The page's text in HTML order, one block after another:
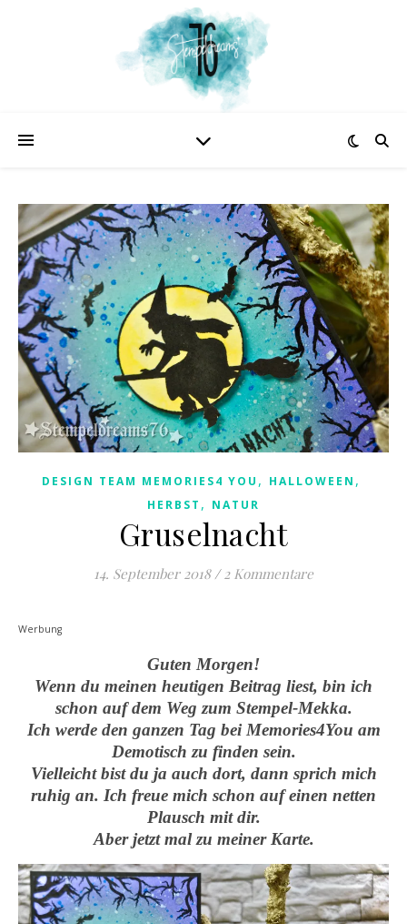
DESIGN TEAM MEMORIES4 YOU , HALLOWEEN ,
HERBST , NATUR
Gruselnacht
14. September 2018 / 2 Kommentare
Werbung
Guten Morgen!
Wenn du meinen heutigen Beitrag liest, bin ich
schon auf dem Weg zum Stempel-Mekka.
Ich werde den ganzen Tag bei Memories4You am
Demotisch zu finden sein.
Vielleicht bist du ja auch dort, dann sprich mich
ruhig an. Ich freue mich schon auf einen netten
Plausch mit dir.
Aber jetzt mal zu meiner Karte.